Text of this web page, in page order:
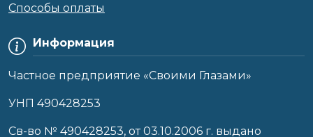
Информация
Частное предприятие «Своими Глазами»
УНП 490428253
Cв-во № 490428253, от 03.10.2006 г. выдано
Способы оплаты